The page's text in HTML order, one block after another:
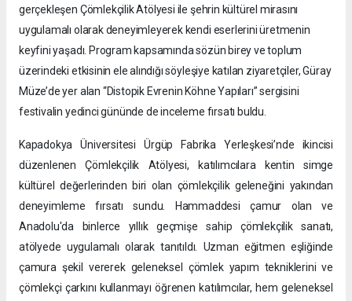
gerçekleşen Çömlekçilik Atölyesi ile şehrin kültürel mirasını
uygulamalı olarak deneyimleyerek kendi eserlerini üretmenin
keyfini yaşadı. Program kapsamında sözün birey ve toplum
üzerindeki etkisinin ele alındığı söyleşiye katılan ziyaretçiler, Güray
Müze’de yer alan “Distopik Evrenin Köhne Yapıları” sergisini
festivalin yedinci gününde de inceleme fırsatı buldu.
Kapadokya Üniversitesi Ürgüp Fabrika Yerleşkesi’nde ikincisi
düzenlenen Çömlekçilik Atölyesi, katılımcılara kentin simge
kültürel değerlerinden biri olan çömlekçilik geleneğini yakından
deneyimleme fırsatı sundu. Hammaddesi çamur olan ve
Anadolu'da binlerce yıllık geçmişe sahip çömlekçilik sanatı,
atölyede uygulamalı olarak tanıtıldı. Uzman eğitmen eşliğinde
çamura şekil vererek geleneksel çömlek yapım tekniklerini ve
çömlekçi çarkını kullanmayı öğrenen katılımcılar, hem geleneksel